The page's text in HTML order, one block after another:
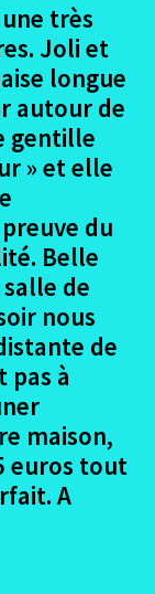
très
Joli et
longue
autour de
gentille
» et elle
du
Belle
de
nous
de
pas à
maison,
euros tout
A